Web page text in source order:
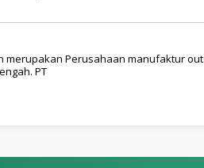
merupakan Perusahaan manufaktur
PT